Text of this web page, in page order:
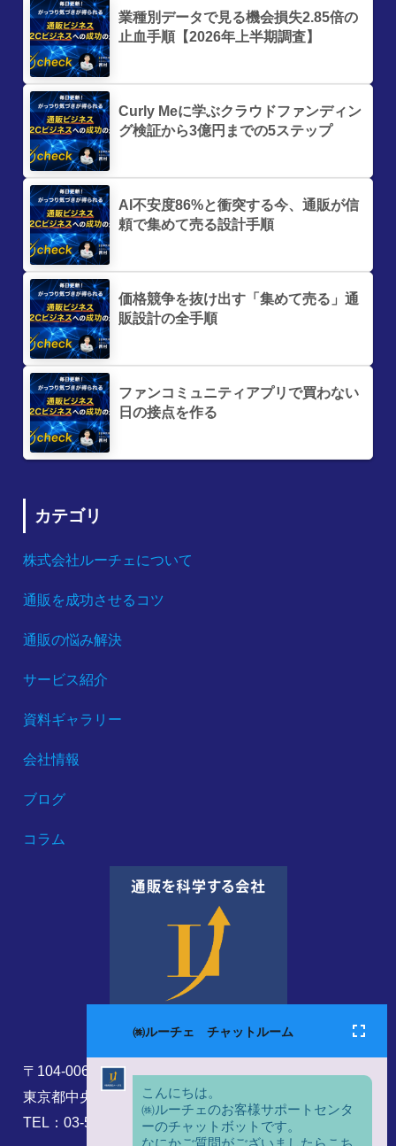
業種別データで見る機会損失2.85倍の
止血手順【2026年上半期調査】
Curly Meに学ぶクラウドファンディン
グ検証から3億円までの5ステップ
AI不安度86%と衝突する今、通販が信
頼で集めて売る設計手順
価格競争を抜け出す「集めて売る」通
販設計の全手順
ファンコミュニティアプリで買わない
日の接点を作る
カテゴリ
株式会社ルーチェについて
通販を成功させるコツ
通販の悩み解決
サービス紹介
資料ギャラリー
会社情報
ブログ
コラム
〒104-0061
東京都中央区銀座8丁目17番5号
TEL：03-5860-6173